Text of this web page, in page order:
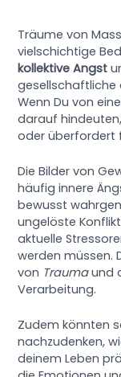
Träume von
vielschichtige
kollektive Angst
gesellschaftliche
Wenn Du von
darauf
oder überfordert
Die Bilder von
häufig innere
bewusst
ungelöste
aktuelle
werden müssen.
von Traumaund
Verarbeitung.
Zudem könnten
nachzudenken,
deinem Leben